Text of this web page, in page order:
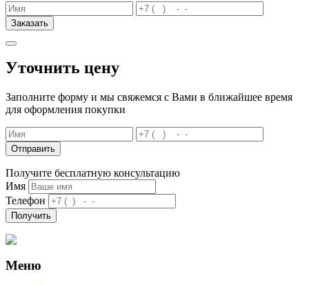
Заказать
Уточнить цену
Заполните форму и мы свяжемся с Вами в ближайшее время
для оформления покупки
Отправить
Получите бесплатную консультацию
Имя
Телефон
Получить
Меню